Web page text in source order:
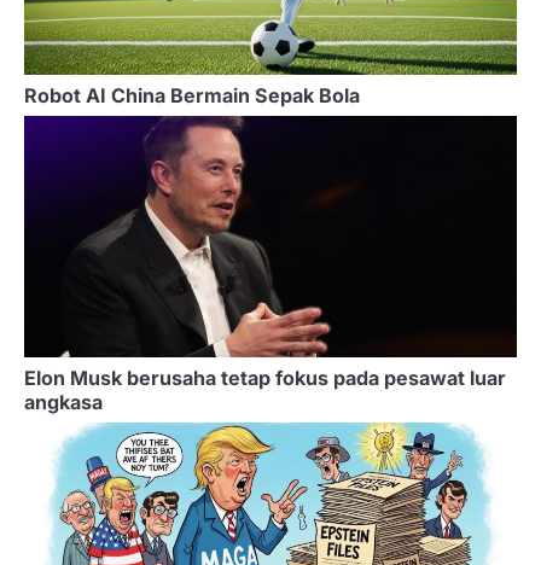
Robot AI China Bermain Sepak Bola
Elon Musk berusaha tetap fokus pada pesawat luar
angkasa